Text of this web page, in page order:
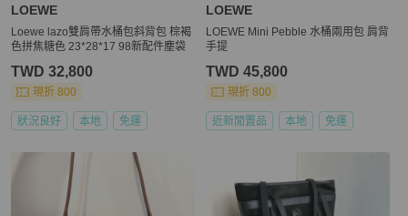
LOEWE
Loewe lazo雙肩帶水桶包斜背包 棕褐
色拼焦糖色 23*28*17 98新配件塵袋
TWD 32,800
現折 800
狀況良好 本地 免運
LOEWE
LOEWE Mini Pebble 水桶兩用包 肩背
手提
TWD 45,800
現折 800
近新閒置品 本地 免運